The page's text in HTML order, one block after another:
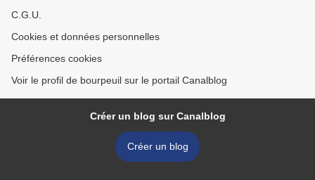
C.G.U.
Cookies et données personnelles
Préférences cookies
Voir le profil de bourpeuil sur le portail Canalblog
Créer un blog sur Canalblog
Créer un blog